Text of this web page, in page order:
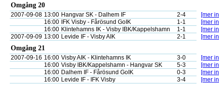
Omgång 20
2007-09-08 13:00 Hangvar SK - Dalhem IF 2-4
[mer
16:00
IFK Visby - Fårösund GoIK 1-1
[mer
16:00 Klintehamns IK - Visby IBK/Kappelshamn 1-1
[mer
2007-09-09 13:00 Levide IF - Visby AIK 2-1 [mer
Omgång 21
2007-09-16 16:00 Visby AIK - Klintehamns IK 3-0
[mer
16:00 Visby IBK/Kappelshamn - Hangvar SK 5-3
[mer
16:00 Dalhem IF - Fårösund GoIK 0-3
[mer
16:00 Levide IF - IFK Visby 3-4 [mer